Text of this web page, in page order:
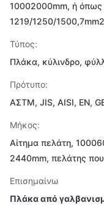
10002000mm, ή όπως
1219/1250/
Τύπος:
Πλάκα, κύλινδρο,
Πρότυπο:
ΑΣTM, JIS, AISI, EN,
Μήκος:
Αίτημα πελάτη,
2440mm, πελάτης
Επισημαίνω
Πλάκα από